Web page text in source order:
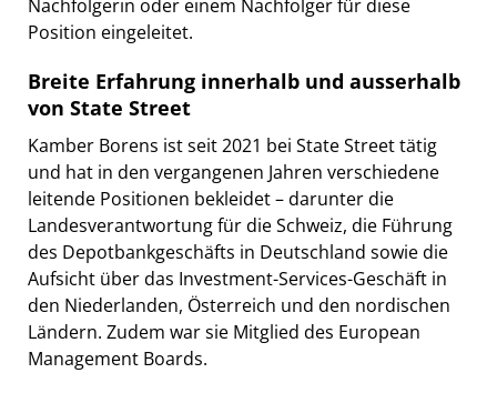
Nachfolgerin oder einem Nachfolger für diese
Position eingeleitet.
Breite Erfahrung innerhalb und ausserhalb
von State Street
Kamber Borens ist seit 2021 bei State Street tätig
und hat in den vergangenen Jahren verschiedene
leitende Positionen bekleidet – darunter die
Landesverantwortung für die Schweiz, die Führung
des Depotbankgeschäfts in Deutschland sowie die
Aufsicht über das Investment-Services-Geschäft in
den Niederlanden, Österreich und den nordischen
Ländern. Zudem war sie Mitglied des European
Management Boards.